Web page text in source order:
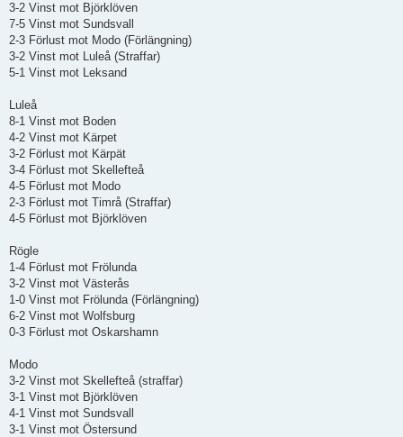
3-2 Vinst mot Björklöven
7-5 Vinst mot Sundsvall
2-3 Förlust mot Modo (Förlängning)
3-2 Vinst mot Luleå (Straffar)
5-1 Vinst mot Leksand
Luleå
8-1 Vinst mot Boden
4-2 Vinst mot Kärpet
3-2 Förlust mot Kärpät
3-4 Förlust mot Skellefteå
4-5 Förlust mot Modo
2-3 Förlust mot Timrå (Straffar)
4-5 Förlust mot Björklöven
Rögle
1-4 Förlust mot Frölunda
3-2 Vinst mot Västerås
1-0 Vinst mot Frölunda (Förlängning)
6-2 Vinst mot Wolfsburg
0-3 Förlust mot Oskarshamn
Modo
3-2 Vinst mot Skellefteå (straffar)
3-1 Vinst mot Björklöven
4-1 Vinst mot Sundsvall
3-1 Vinst mot Östersund